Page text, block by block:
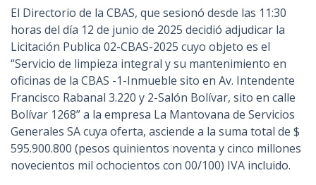
El Directorio de la CBAS, que sesionó desde las 11:30
horas del día 12 de junio de 2025 decidió adjudicar la
Licitación Publica 02-CBAS-2025 cuyo objeto es el
“Servicio de limpieza integral y su mantenimiento en
oficinas de la CBAS -1-Inmueble sito en Av. Intendente
Francisco Rabanal 3.220 y 2-Salón Bolívar, sito en calle
Bolívar 1268” a la empresa La Mantovana de Servicios
Generales SA cuya oferta, asciende a la suma total de $
595.900.800 (pesos quinientos noventa y cinco millones
novecientos mil ochocientos con 00/100) IVA incluido.